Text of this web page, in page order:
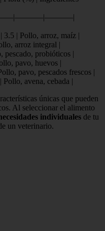
3.5 | Pollo, arroz, maíz |
arroz integral |
pescado, probióticos |
pavo, huevos |
pavo, pescados frescos |
avena, cebada |
únicas que pueden
Al seleccionar el alimento
individuales de tu
un veterinario.